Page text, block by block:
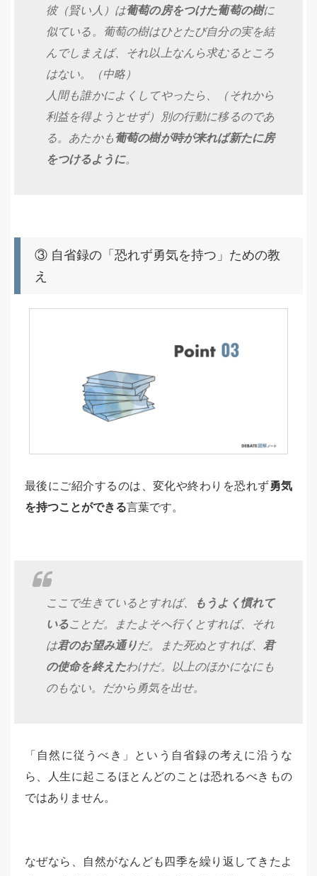
彼（賢い人）は葡萄の房をつけた葡萄の樹に
似ている。葡萄の樹はひとたび自分の実を結
んでしまえば、それ以上なんら求むるところ
はない。（中略）
人間も誰かによくしてやったら、（それから
利益を得ようとせず）別の行動に移るのであ
る。あたかも 葡萄の樹が時が来れば新たに房
をつけるように。
③ 自省録の「恐れず勇気を持つ」ための教
え
最後にご紹介するのは、変化や終わりを恐れず勇気
を持つことができる言葉です。
ここで生きているとすれば、
もうよく慣れて
いることだ。またよそへ行くとすれば、それ
は君のお望み通り だ。また死ぬとすれば、君
の使命を終えたわけだ。以上のほかになにも
のもない。だから勇気を出せ。
「自然に従うべき」という自省録の考えに沿うな
ら、人生に起こるほとんどのことは恐れるべきもの
ではありません。
なぜなら、自然がなんども四季を繰り返してきたよ